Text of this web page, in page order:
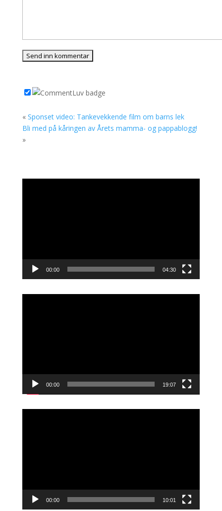
« Sponset video: Tankevekkende film om barns lek
Bli med på kåringen av Årets mamma- og pappablogg!
»
00:00 04:30
00:00 19:07
00:00 10:01